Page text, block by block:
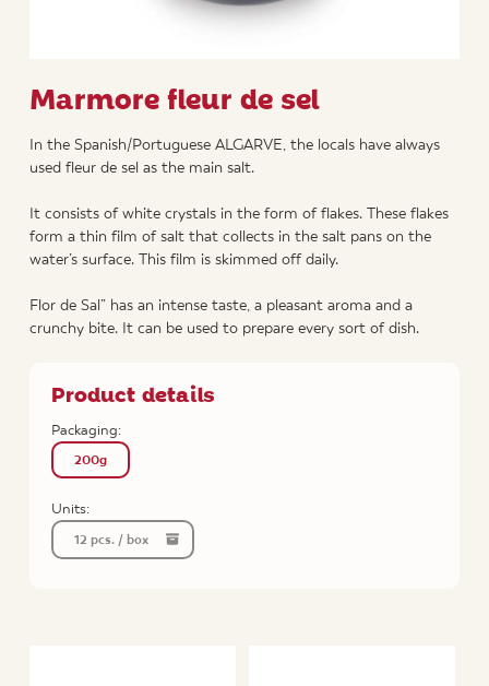
Marmore fleur de sel
In the Spanish/Portuguese ALGARVE, the locals have always
used fleur de sel as the main salt.
It consists of white crystals in the form of flakes. These flakes
form a thin film of salt that collects in the salt pans on the
water’s surface. This film is skimmed off daily.
Flor de Sal” has an intense taste, a pleasant aroma and a
crunchy bite. It can be used to prepare every sort of dish.
Product details
Packaging:
200g
Units:
12 pcs. / box